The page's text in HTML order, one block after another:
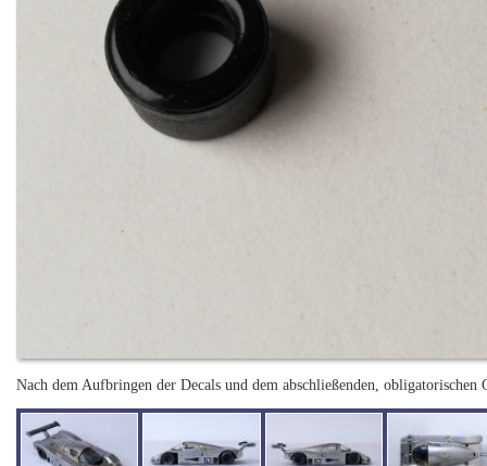
Nach dem Aufbringen der Decals und dem abschließenden,